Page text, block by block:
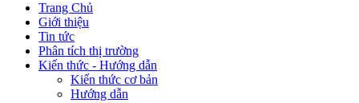
Trang Chủ
Giới thiệu
Tin tức
Phân tích thị trường
Kiến thức - Hướng dẫn
Kiến thức cơ bản
Hướng dẫn